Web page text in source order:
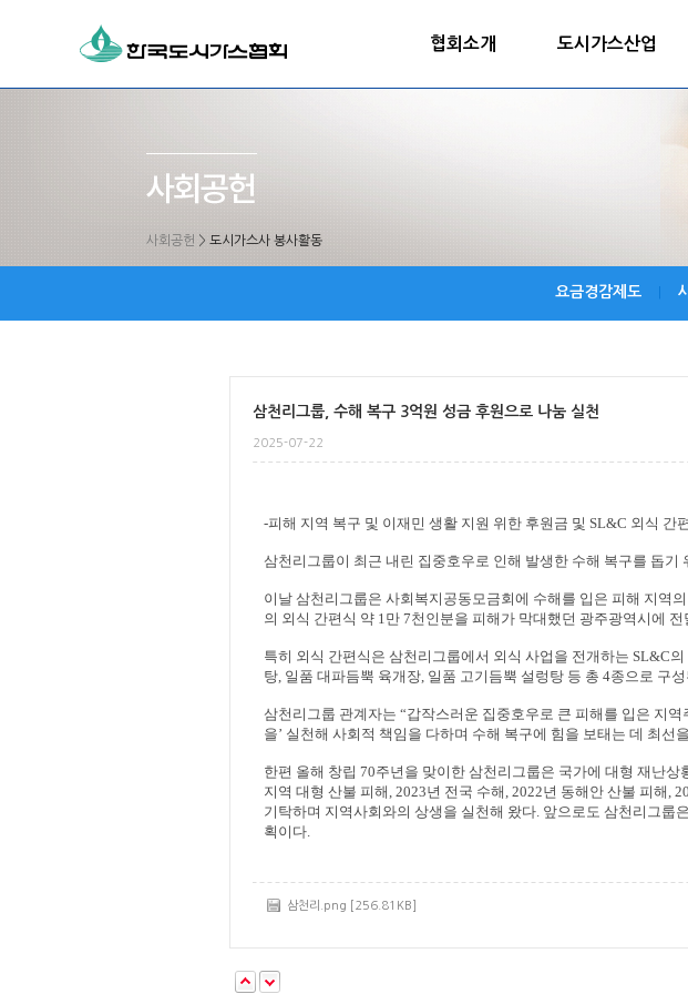
협회소개 도시가스산업
사회공헌 > 도시가스사 봉사활동
요금경감제도
삼천리그룹, 수해 복구 3억원 성금 후원으로 나눔 실천
2025-07-22
-피해 지역 복구 및 이재민 생활 지원 위한 후원금 및 SL&C 외식 간
삼천리그룹이 최근 내린 집중호우로 인해 발생한 수해 복구를 돕기
이날 삼천리그룹은 사회복지공동모금회에 수해를 입은 피해 지역
의 외식 간편식 약 1만 7천인분을 피해가 막대했던 광주광역시에
특히 외식 간편식은 삼천리그룹에서 외식 사업을 전개하는 SL&C의
탕, 일품 대파듬뿍 육개장, 일품 고기듬뿍 설렁탕 등 총 4종으로 구
삼천리그룹 관계자는 “갑작스러운 집중호우로 큰 피해를 입은 지
을’ 실천해 사회적 책임을 다하며 수해 복구에 힘을 보태는 데 최선
한편 올해 창립 70주년을 맞이한 삼천리그룹은 국가에 대형 재난
지역 대형 산불 피해, 2023년 전국 수해, 2022년 동해안 산불 피해,
기탁하며 지역사회와의 상생을 실천해 왔다. 앞으로도 삼천리그룹
획이다.
삼천리.png [256.81KB]